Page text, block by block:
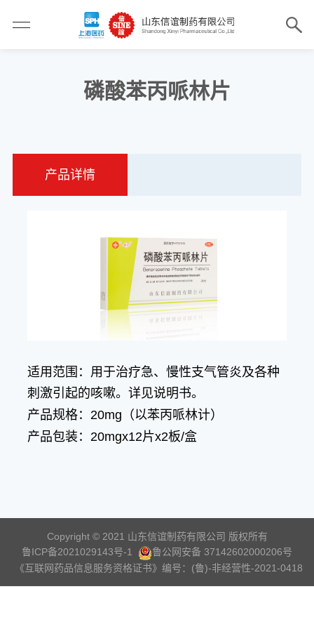
磷酸苯丙哌林片
产品详情
适用范围：用于治疗急、慢性支气管炎及各种
刺激引起的咳嗽。详见说明书。
产品规格：20mg（以苯丙哌林计）
产品包装：20mgx12片x2板/盒
Copyright © 2021 山东信谊制药有限公司 版权所有
鲁ICP备2021029143号-1
鲁公网安备 37142602000206号
《互联网药品信息服务资格证书》编号：(鲁)-非经营性-2021-0418